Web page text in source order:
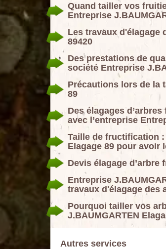
Quand tailler vos
Entreprise
Les travaux d'élagage
89420
Des prestations de
société Entreprise
Précautions lors de la
89
Des élagages
avec l’entreprise
Taille de fructification :
Elagage 89 pour avoir
Devis élagage
Entreprise
travaux d'élagage des
Pourquoi tailler vos
J.BAUMGARTEN
Autres services